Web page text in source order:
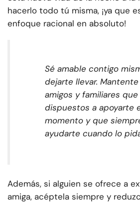
hacerlo todo tú misma, ¡ya que
enfoque racional en absoluto!
Sé amable contigo
dejarte llevar.
amigos y familiares
dispuestos a apoyarte
momento y que
ayudarte cuando lo
Además, si alguien se ofrece a
amiga, acéptela siempre y